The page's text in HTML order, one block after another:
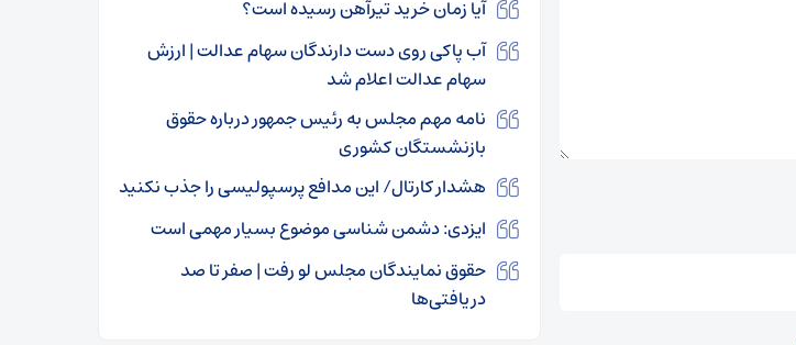
آیا زمان خرید تیرآهن رسیده است؟
آب پاکی روی دست دارندگان سهام عدالت | ارزش
سهام عدالت اعلام شد
نامه مهم مجلس به رئیس جمهور درباره حقوق
بازنشستگان کشوری
هشدار کارتال/ این مدافع پرسپولیسی را جذب نکنید
ایزدی: دشمن شناسی موضوع بسیار مهمی است
حقوق نمایندگان مجلس لو رفت | صفر تا صد
دریافتی‌ها